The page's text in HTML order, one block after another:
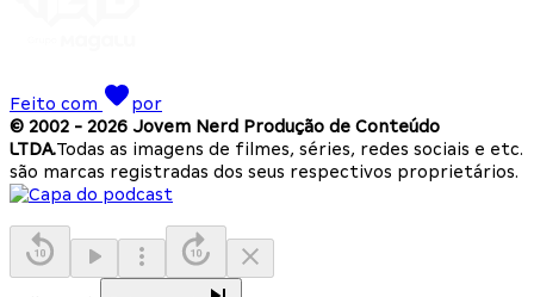
Feito com
por
© 2002 - 2026 Jovem Nerd Produção de Conteúdo
LTDA.Todas as imagens de filmes, séries, redes sociais e etc.
são marcas registradas dos seus respectivos proprietários.